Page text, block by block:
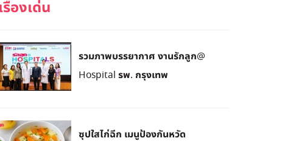
รวมภาพบรรยากาศ งานรักลูก@
Hospital รพ. กรุงเทพ
ซุปใสไก่ฉีก เมนูป้องกันหวัด